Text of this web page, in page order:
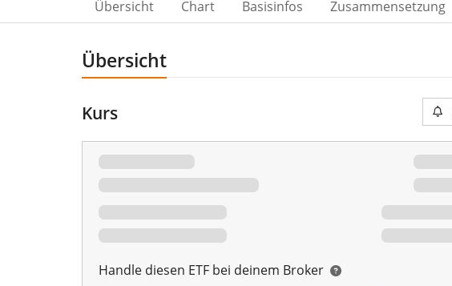
Übersicht Chart Basisinfos Zusammensetzung
Übersicht
Kurs
Handle diesen ETF bei deinem Broker